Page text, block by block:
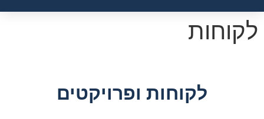
לקוחות
לקוחות ופרויקטים